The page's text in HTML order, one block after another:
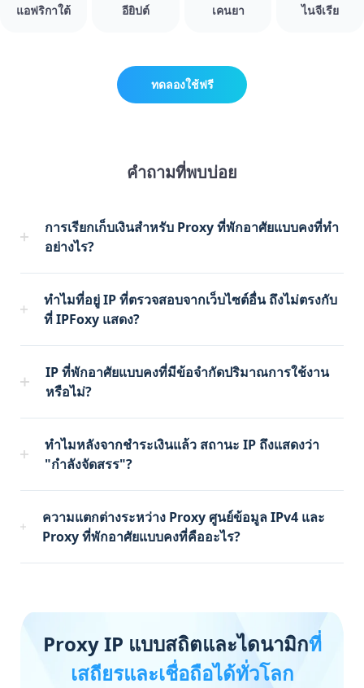
แอฟริกาใต้ อียิปต์ เคนยา ไนจีเรีย
ทดลองใช้ฟรี
คำถามที่พบบ่อย
การเรียกเก็บเงินสำหรับ Proxy ที่พักอาศัยแบบคงที่ทำ
อย่างไร?
ทำไมที่อยู่ IP ที่ตรวจสอบจากเว็บไซต์อื่น ถึงไม่ตรงกับ
ที่ IPFoxy แสดง?
IP ที่พักอาศัยแบบคงที่มีข้อจำกัดปริมาณการใช้งาน
หรือไม่?
ทำไมหลังจากชำระเงินแล้ว สถานะ IP ถึงแสดงว่า
"กำลังจัดสรร"?
ความแตกต่างระหว่าง Proxy ศูนย์ข้อมูล IPv4 และ
Proxy ที่พักอาศัยแบบคงที่คืออะไร?
Proxy IP แบบสถิตและไดนามิกที่
เสถียรและเชื่อถือได้ทั่วโลก